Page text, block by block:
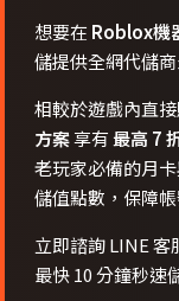
想要在 Roblox機
儲提供全網代儲
相較於遊戲內直
方案享有最高 7
老玩家必備的月
儲值點數，保障帳
立即諮詢 LINE 客
最快 10 分鐘秒速